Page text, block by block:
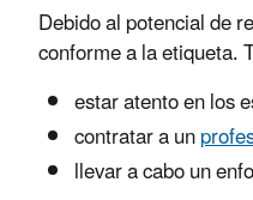
Debido al potencial de
conforme a la etiqueta.
estar atento en los
contratar a un
llevar a cabo un